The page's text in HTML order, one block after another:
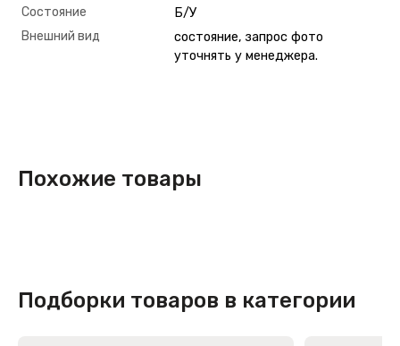
Состояние
Б/У
Внешний вид
состояние, запрос фото
уточнять у менеджера.
Похожие товары
Подборки товаров в категории